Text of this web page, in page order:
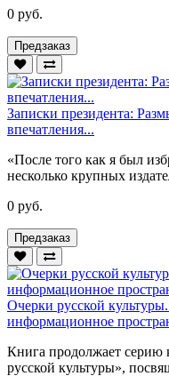
0 руб.
Предзаказ
Записки президента:
впечатления...
«После того как я был
несколько крупных
0 руб.
Предзаказ
Очерки русской
информационное
Книга продолжает серию
русской культуры»,